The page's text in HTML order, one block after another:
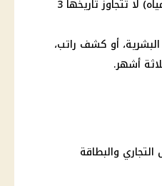
- فاتورة مرافق (كهرباء/مياه) لا تتجاوز تاريخها 3
أو كشف راتب،
أشهر.
والبطاقة